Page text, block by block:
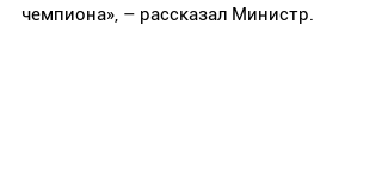
чемпиона», – рассказал Министр.